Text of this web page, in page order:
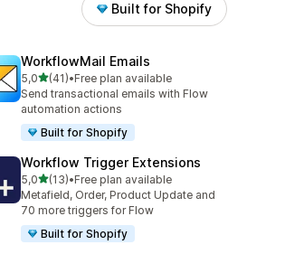
Built for Shopify
WorkflowMail Emails
5,0de 5 estrelas
(41)
41 total de avaliações
•Free plan available
Send transactional emails with Flow
automation actions
Built for Shopify
Workflow Trigger Extensions
5,0de 5 estrelas
(13)
13 total de avaliações
•Free plan available
Metafield, Order, Product Update and
70 more triggers for Flow
Built for Shopify